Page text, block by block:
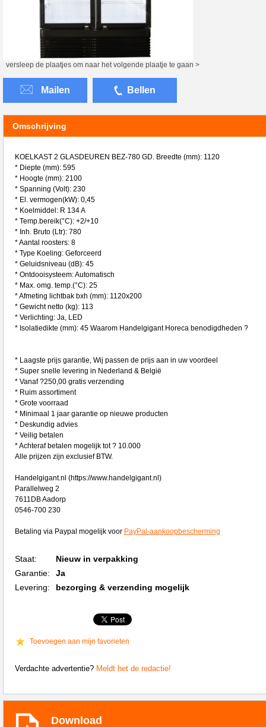
versleep de plaatjes om naar het volgende plaatje te gaan >
Mailen Bellen
Omschrijving
KOELKAST 2 GLASDEUREN BEZ-780 GD. Breedte (mm): 1120
* Diepte (mm): 595
* Hoogte (mm): 2100
* Spanning (Volt): 230
* El. vermogen(kW): 0,45
* Koelmiddel: R 134 A
* Temp.bereik(°C): +2/+10
* Inh. Bruto (Ltr): 780
* Aantal roosters: 8
* Type Koeling: Geforceerd
* Geluidsniveau (dB): 45
* Ontdooisysteem: Automatisch
* Max. omg. temp.(°C): 25
* Afmeting lichtbak bxh (mm): 1120x200
* Gewicht netto (kg): 113
* Verlichting: Ja, LED
* Isolatiedikte (mm): 45 Waarom Handelgigant Horeca benodigdheden ?
* Laagste prijs garantie, Wij passen de prijs aan in uw voordeel
* Super snelle levering in Nederland & België
* Vanaf ?250,00 gratis verzending
* Ruim assortiment
* Grote voorraad
* Minimaal 1 jaar garantie op nieuwe producten
* Deskundig advies
* Veilig betalen
* Achteraf betalen mogelijk tot ? 10.000
Alle prijzen zijn exclusief BTW.
Handelgigant.nl (https://www.handelgigant.nl)
Parallelweg 2
7611DB Aadorp
0546-700 230
Betaling via Paypal mogelijk voor PayPal-aankoopbescherming
Staat:
Nieuw in verpakking
Garantie:
Ja
Levering:
bezorging & verzending mogelijk
Toevoegen aan mijn favorieten
Verdachte advertentie? Meldt het de redactie!
Download